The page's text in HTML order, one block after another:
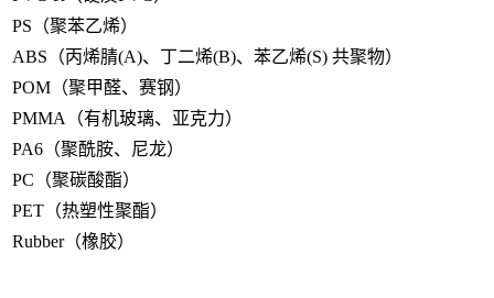
PS（聚苯乙烯）
ABS（丙烯腈(A)、丁二烯(B)、苯乙烯(S) 共聚物）
POM（聚甲醛、赛钢）
PMMA（有机玻璃、亚克力）
PA6（聚酰胺、尼龙）
PC（聚碳酸酯）
PET（热塑性聚酯）
Rubber（橡胶）